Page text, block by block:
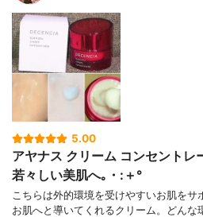
5.00
アヤナス クリーム コンセントレ
若々しい美肌へ｡・:＋°
こちらは外的環境を受けやすいお肌を
お肌へと導いてくれるクリーム。どんな